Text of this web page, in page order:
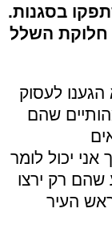
בסגנות.
חלוקת השלל
לעסוק
שהם
אני יכול לומר
רק ירצו
העיר